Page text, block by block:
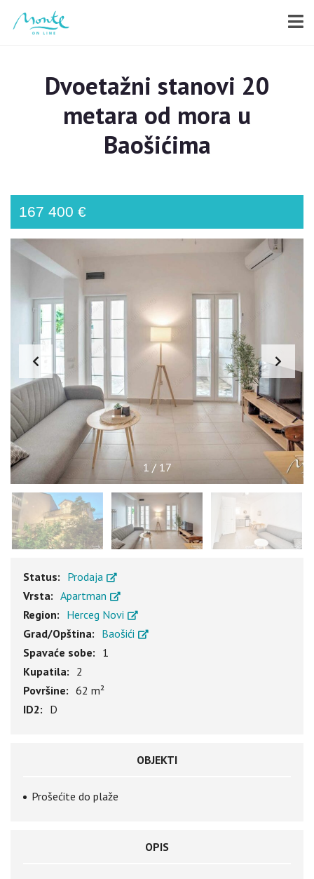
Dvoetažni stanovi 20
metara od mora u
Baošićima
167 400 €
1 / 17
Status: Prodaja
Vrsta: Apartman
Region: Herceg Novi
Grad/Opština: Baošići
Spavaće sobe: 1
Kupatila: 2
Površine: 62 m²
ID2: D
OBJEKTI
Prošećite do plaže
OPIS